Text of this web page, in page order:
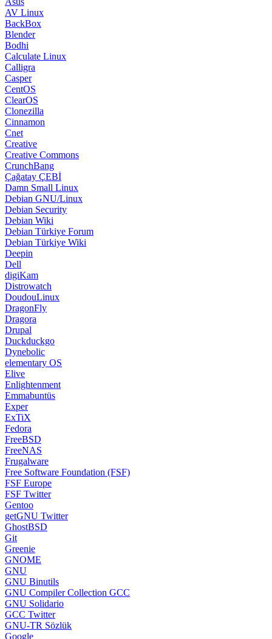
AV Linux
BackBox
Blender
Bodhi
Calculate Linux
Calligra
Casper
CentOS
ClearOS
Clonezilla
Cinnamon
Cnet
Creative
Creative Commons
CrunchBang
Çağatay ÇEBİ
Damn Small Linux
Debian GNU/Linux
Debian Security
Debian Wiki
Debian Türkiye Forum
Debian Türkiye Wiki
Deepin
Dell
digiKam
Distrowatch
DoudouLinux
DragonFly
Dragora
Drupal
Duckduckgo
Dynebolic
elementary OS
Elive
Enlightenment
Emmabuntüs
Exper
ExTiX
Fedora
FreeBSD
FreeNAS
Frugalware
Free Software Foundation (FSF)
FSF Europe
FSF Twitter
Gentoo
getGNU Twitter
GhostBSD
Git
Greenie
GNOME
GNU
GNU Binutils
GNU Compiler Collection GCC
GNU Solidario
GCC Twitter
GNU-TR Sözlük
Google